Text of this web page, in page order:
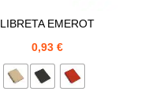
LIBRETA EMEROT
0,93 €